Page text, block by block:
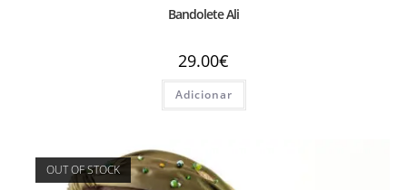
Bandolete Ali
29.00€
Adicionar
OUT OF STOCK